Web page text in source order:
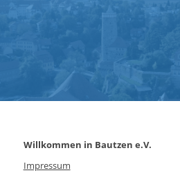
Willkommen in Bautzen e.V.
Impressum